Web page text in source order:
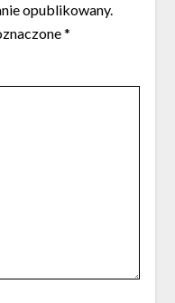
opublikowany.
*